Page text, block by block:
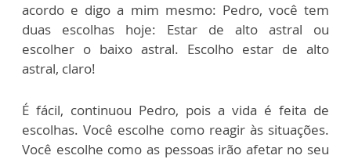
acordo e digo a mim mesmo: Pedro, você tem
duas escolhas hoje: Estar de alto astral ou
escolher o baixo astral. Escolho estar de alto
astral, claro!
É fácil, continuou Pedro, pois a vida é feita de
escolhas. Você escolhe como reagir às situações.
Você escolhe como as pessoas irão afetar no seu